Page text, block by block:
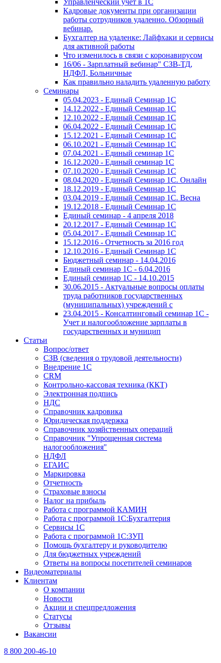
Управленческий учет в 1С
Кадровые документы при организации
работы сотрудников удаленно. Обзорный
вебинар.
Бухгалтер на удаленке: Лайфхаки и сервисы
для активной работы
Что изменилось в связи с коронавирусом
16/06 - Зарплатный вебинар" СЗВ-ТД,
НДФЛ, Больничные
Как правильно наладить удаленную работу
Семинары
05.04.2023 - Единый Семинар 1С
14.12.2022 - Единый Семинар 1С
12.10.2022 - Единый Семинар 1С
06.04.2022 - Единый Семинар 1С
15.12.2021 - Единый Семинар 1С
06.10.2021 - Единый Семинар 1С
07.04.2021 - Единый семинар 1С
16.12.2020 - Единый семинар 1С
07.10.2020 - Единый Семинар 1С
08.04.2020 - Единый Семинар 1С. Онлайн
18.12.2019 - Единый Семинар 1С
03.04.2019 - Единый Семинар 1С. Весна
19.12.2018 - Единый Семинар 1С
Единый семинар - 4 апреля 2018
20.12.2017 - Единый Семинар 1С
05.04.2017 - Единый Семинар 1С
15.12.2016 - Отчетность за 2016 год
12.10.2016 - Единый Семинар 1С
Бюджетный семинар - 14.04.2016
Единый семинар 1С - 6.04.2016
Единый семинар 1С - 14.10.2015
30.06.2015 - Актуальные вопросы оплаты
труда работников государственных
(муниципальных) учреждений с
23.04.2015 - Консалтинговый семинар 1С -
Учет и налогообложение зарплаты в
государственных и муницип
Статьи
Вопрос/ответ
СЗВ (сведения о трудовой деятельности)
Внедрение 1С
CRM
Контрольно-кассовая техника (ККТ)
Электронная подпись
НДС
Справочник кадровика
Юридическая поддержка
Справочник хозяйственных операций
Справочник "Упрощенная система
налогообложения"
НДФЛ
ЕГАИС
Маркировка
Отчетность
Страховые взносы
Налог на прибыль
Работа с программой КАМИН
Работа с программой 1С:Бухгалтерия
Сервисы 1С
Работа с программой 1С:ЗУП
Помощь бухгалтеру и руководителю
Для бюджетных учреждений
Ответы на вопросы посетителей семинаров
Видеоматериалы
Клиентам
О компании
Новости
Акции и спецпредложения
Статусы
Отзывы
Вакансии
8 800 200-46-10